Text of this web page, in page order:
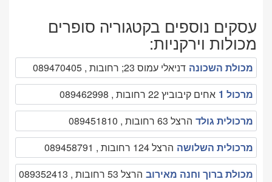
עסקים נוספים בקטגוריה סופרים
מכולות וירקניות:
מכולת השכונה דניאלי עמוס 23; רחובות , 089470405
מרכול 1
אחים קיבוביץ 22 רחובות , 089462998
מרכולית גולד הרצל 63 רחובות , 089451810
מרכולית השלושה הרצל 124 רחובות , 089458791
מכולת ברוך וחנה מאירוב הרצל 53 רחובות , 089352413